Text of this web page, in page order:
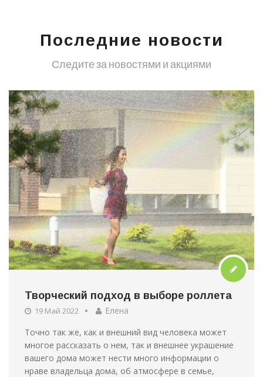
Последние новости
Следите за новостями и акциями
Творческий подход в выборе роллета
19 Май 2022
Елена
Точно так же, как и внешний вид человека может
многое рассказать о нем, так и внешнее украшение
вашего дома может нести много информации о
нраве владельца дома, об атмосфере в семье,